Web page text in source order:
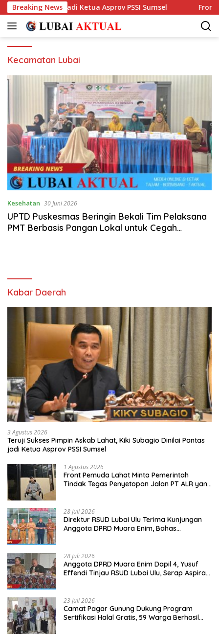
Langsung
ke
konten
Breaking News
Pantas jadi Ketua Asprov PSSI Sumsel Front
Kecamatan Lubai
Kesehatan 30 Juni 2026
UPTD Puskesmas Beringin Bekali Tim Pelaksana
PMT Berbasis Pangan Lokal untuk Cegah
Kabar Daerah
3 Agustus 2026
Teruji Sukses Pimpin Askab Lahat, Kiki Subagio Dinilai Pantas
jadi Ketua Asprov PSSI Sumsel
1 Agustus 2026
Front Pemuda Lahat Minta Pemerintah
Tindak Tegas Penyetopan Jalan PT ALR yang
28 Juli 2026
Direktur RSUD Lubai Ulu Terima Kunjungan
Anggota DPRD Muara Enim, Bahas
28 Juli 2026
Anggota DPRD Muara Enim Dapil 4, Yusuf
Effendi Tinjau RSUD Lubai Ulu, Serap Aspirasi
23 Juli 2026
Camat Pagar Gunung Dukung Program
Sertifikasi Halal Gratis, 59 Warga Berhasil